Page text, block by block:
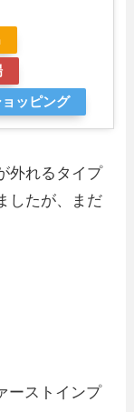
ッピング
外れるタイプ
したが、まだ
ーストインプ